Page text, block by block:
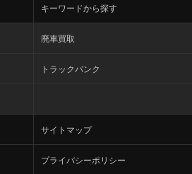
キーワードから探す
廃車買取
トラックバンク
サイトマップ
プライバシーポリシー